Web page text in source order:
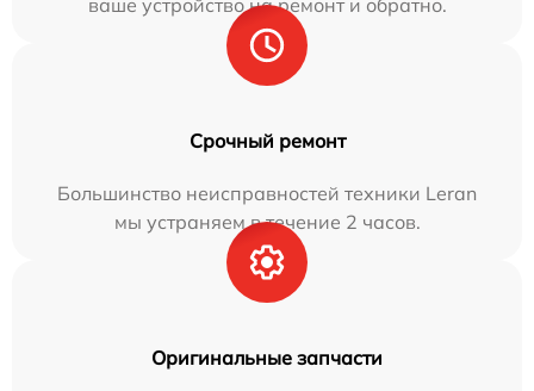
Срочный ремонт
Большинство неисправностей техники Leran
мы устраняем в течение 2 часов.
Оригинальные запчасти